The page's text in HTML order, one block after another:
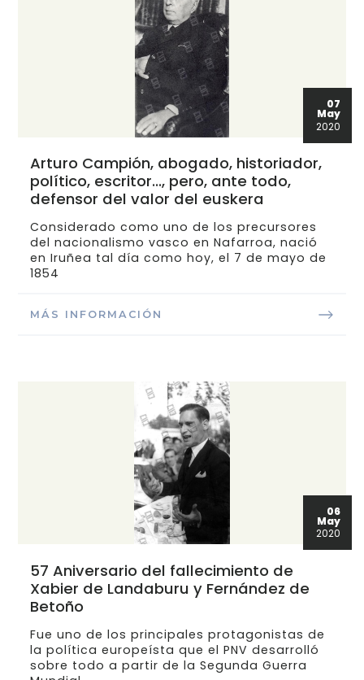
07
May
2020
Arturo Campión, abogado, historiador,
político, escritor…, pero, ante todo,
defensor del valor del euskera
Considerado como uno de los precursores
del nacionalismo vasco en Nafarroa, nació
en Iruñea tal día como hoy, el 7 de mayo de
1854
MÁS INFORMACIÓN
06
May
2020
57 Aniversario del fallecimiento de
Xabier de Landaburu y Fernández de
Betoño
Fue uno de los principales protagonistas de
la política europeísta que el PNV desarrolló
sobre todo a partir de la Segunda Guerra